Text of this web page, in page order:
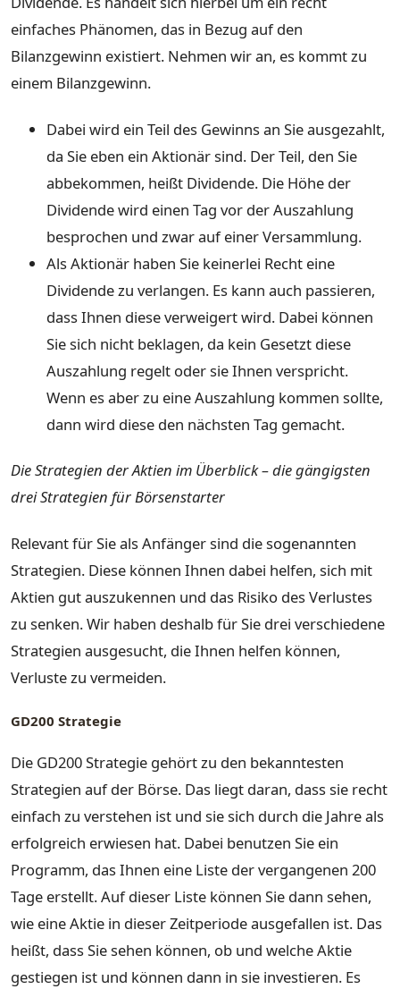
einfaches Phänomen, das in Bezug auf den
Bilanzgewinn existiert. Nehmen wir an, es kommt zu
einem Bilanzgewinn.
Dabei wird ein Teil des Gewinns an Sie ausgezahlt,
da Sie eben ein Aktionär sind. Der Teil, den Sie
abbekommen, heißt Dividende. Die Höhe der
Dividende wird einen Tag vor der Auszahlung
besprochen und zwar auf einer Versammlung.
Als Aktionär haben Sie keinerlei Recht eine
Dividende zu verlangen. Es kann auch passieren,
dass Ihnen diese verweigert wird. Dabei können
Sie sich nicht beklagen, da kein Gesetzt diese
Auszahlung regelt oder sie Ihnen verspricht.
Wenn es aber zu eine Auszahlung kommen sollte,
dann wird diese den nächsten Tag gemacht.
Die Strategien der Aktien im Überblick – die gängigsten
drei Strategien für Börsenstarter
Relevant für Sie als Anfänger sind die sogenannten
Strategien. Diese können Ihnen dabei helfen, sich mit
Aktien gut auszukennen und das Risiko des Verlustes
zu senken. Wir haben deshalb für Sie drei verschiedene
Strategien ausgesucht, die Ihnen helfen können,
Verluste zu vermeiden.
GD200 Strategie
Die GD200 Strategie gehört zu den bekanntesten
Strategien auf der Börse. Das liegt daran, dass sie recht
einfach zu verstehen ist und sie sich durch die Jahre als
erfolgreich erwiesen hat. Dabei benutzen Sie ein
Programm, das Ihnen eine Liste der vergangenen 200
Tage erstellt. Auf dieser Liste können Sie dann sehen,
wie eine Aktie in dieser Zeitperiode ausgefallen ist. Das
heißt, dass Sie sehen können, ob und welche Aktie
gestiegen ist und können dann in sie investieren. Es